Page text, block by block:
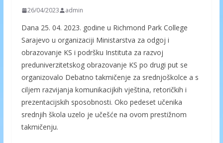
26/04/2023 admin
Dana 25. 04. 2023. godine u Richmond Park College
Sarajevo u organizaciji Ministarstva za odgoj i
obrazovanje KS i podršku Instituta za razvoj
preduniverzitetskog obrazovanje KS po drugi put se
organizovalo Debatno takmičenje za srednjoškolce a s
ciljem razvijanja komunikacijkih vještina, retoričkih i
prezentacijskih sposobnosti. Oko pedeset učenika
srednjih škola uzelo je učešće na ovom prestižnom
takmičenju.